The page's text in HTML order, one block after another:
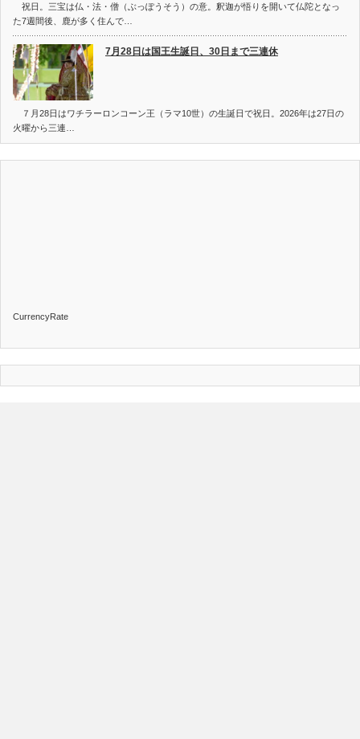
祝日。三宝は仏・法・僧（ぶっぽうそう）の意。釈迦が悟りを開いて仏陀となっ
た7週間後、鹿が多く住んで…
7月28日は国王生誕日、30日まで三連休
７月28日はワチラーロンコーン王（ラマ10世）の生誕日で祝日。2026年は27日の
火曜から三連…
CurrencyRate